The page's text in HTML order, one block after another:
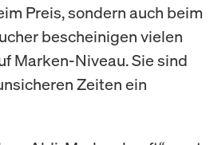
Preis, sondern auch beim
bescheinigen vielen
Marken-Niveau. Sie sind
Zeiten ein